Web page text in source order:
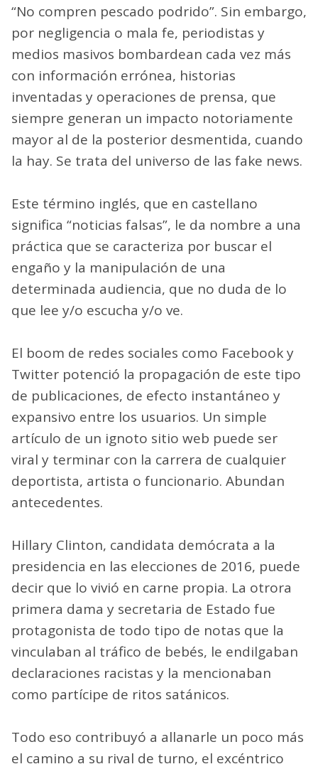
“No compren pescado podrido”. Sin embargo,
por negligencia o mala fe, periodistas y
medios masivos bombardean cada vez más
con información errónea, historias
inventadas y operaciones de prensa, que
siempre generan un impacto notoriamente
mayor al de la posterior desmentida, cuando
la hay. Se trata del universo de las fake news.
Este término inglés, que en castellano
significa “noticias falsas”, le da nombre a una
práctica que se caracteriza por buscar el
engaño y la manipulación de una
determinada audiencia, que no duda de lo
que lee y/o escucha y/o ve.
El boom de redes sociales como Facebook y
Twitter potenció la propagación de este tipo
de publicaciones, de efecto instantáneo y
expansivo entre los usuarios. Un simple
artículo de un ignoto sitio web puede ser
viral y terminar con la carrera de cualquier
deportista, artista o funcionario. Abundan
antecedentes.
Hillary Clinton, candidata demócrata a la
presidencia en las elecciones de 2016, puede
decir que lo vivió en carne propia. La otrora
primera dama y secretaria de Estado fue
protagonista de todo tipo de notas que la
vinculaban al tráfico de bebés, le endilgaban
declaraciones racistas y la mencionaban
como partícipe de ritos satánicos.
Todo eso contribuyó a allanarle un poco más
el camino a su rival de turno, el excéntrico